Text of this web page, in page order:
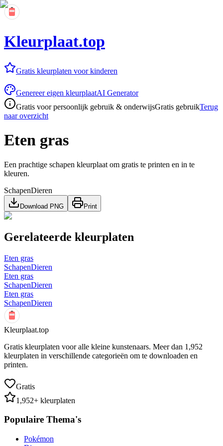
Kleurplaat.top
Gratis kleurplaten voor kinderen
Genereer eigen kleurplaatAI Generator
Gratis voor persoonlijk gebruik & onderwijsGratis gebruikTerug
naar overzicht
Eten gras
Een prachtige schapen kleurplaat om gratis te printen en in te
kleuren.
SchapenDieren
Download PNG Print
Gerelateerde kleurplaten
Eten gras
SchapenDieren
Eten gras
SchapenDieren
Eten gras
SchapenDieren
Kleurplaat.top
Gratis kleurplaten voor alle kleine kunstenaars. Meer dan 1,952
kleurplaten in verschillende categorieën om te downloaden en
printen.
Gratis
1,952+ kleurplaten
Populaire Thema's
Pokémon